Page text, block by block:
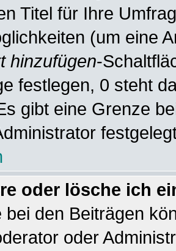
Titel für Ihre
(um eine
hinzufügen-
festlegen, 0 steht
gibt eine Grenze
oder lösche ich
bei den Beiträgen
oder